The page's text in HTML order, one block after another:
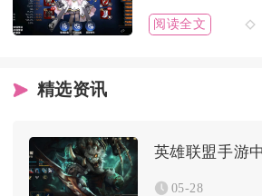
阅读全文
精选资讯
05-28